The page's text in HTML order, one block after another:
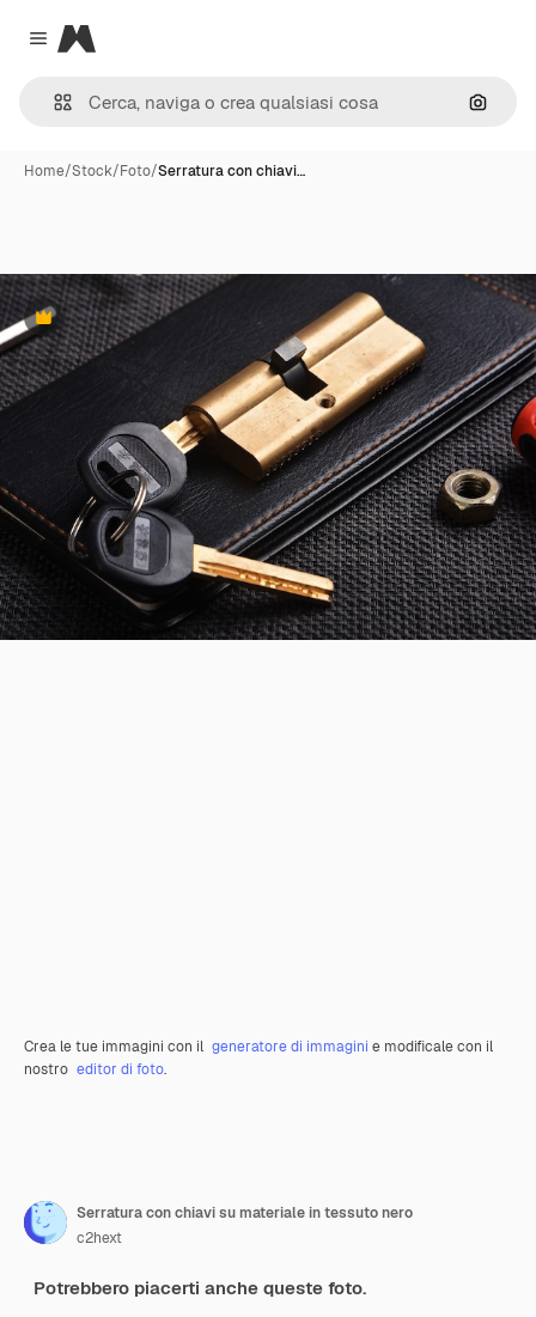
Close menu
Magnific
Cerca
Home/Stock/Foto/Serratura con chiavi…
Premium
Crea le tue immagini con il generatore di immagini e modificale con il
nostro editor di foto.
Serratura con chiavi su materiale in tessuto nero
c2hext
Potrebbero piacerti anche queste foto.